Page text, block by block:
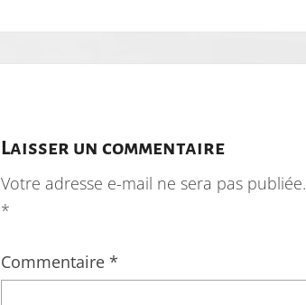
Laisser un commentaire
Votre adresse e-mail ne sera pas publiée.
*
Commentaire *